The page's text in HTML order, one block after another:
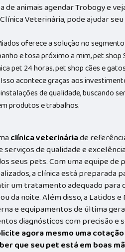
de animais agendar Trobogy e
Veterinária, pode ajudar
oferece a solução no
e tosa próximo a mim, pet shop
pet 24 horas, pet shop cães e
acontece graças aos
de qualidade, buscando
produtos e trabalhos.
clínica veterináriade
serviços de qualidade e
seus pets. Com uma equipe de
a clínica está preparada
um tratamento adequado para
da noite. Além disso, a Latidos
e equipamentos de última
diagnósticos com precisão e
agora mesmo uma
que seu pet está em boas